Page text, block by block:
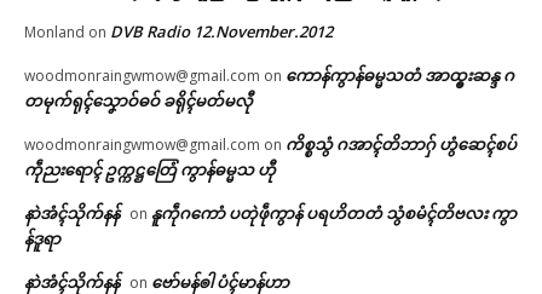
Monland on DVB Radio 12.November.2012
woodmonraingwmow@gmail.com on ကောန်ကွာန်ဓမ္မသတံ အာထ္ၜးဆန္ဒ ဂ
တမုက်ရုၚ်သၞောဝ်ဓဝ် ခရိုၚ်မတ်မလီု
woodmonraingwmow@gmail.com on ကိစ္စသွံ ဂအာၚ်တိဘာဂှ် ဟွံဆေၚ်စပ်
ကဵုညးရောၚ် ဥက္ကဋ္ဌတြေံ ကွာန်ဓမ္မသ ဟီု
နာဲအံၚ်သိုက်နန် on နူကဵုဂကောံ ပတုဲဖဵုကွာန် ပရဟိတတံ သွံစမံၚ်တိဗလး ကွာ
န်ဒူရာ
နာဲအံၚ်သိုက်နန် on ဗော်မန်ၜါ ပံၚ်မာန်ဟာ